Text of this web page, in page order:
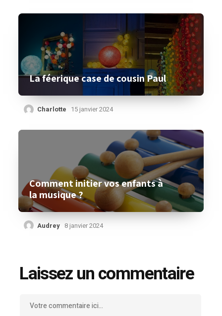
La féerique case de cousin Paul
Charlotte 15 janvier 2024
Comment initier vos enfants à
la musique ?
Audrey 8 janvier 2024
Laissez un commentaire